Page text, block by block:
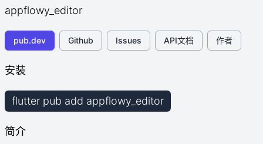
appflowy_editor
pub.dev Github Issues API文档 作者
安装
flutter pub add appflowy_editor
简介